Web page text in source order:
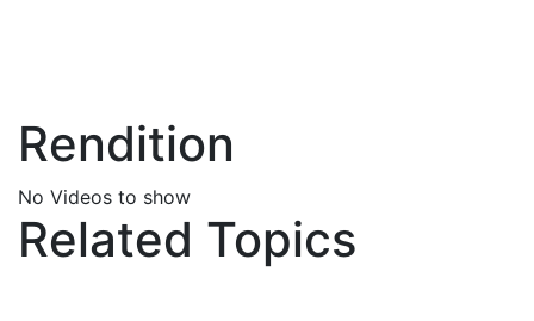
Rendition
No Videos to show
Related Topics